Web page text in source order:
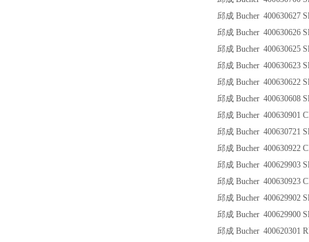
邱成 Bucher 400630627
邱成 Bucher 400630626
邱成 Bucher 400630625
邱成 Bucher 400630623
邱成 Bucher 400630622
邱成 Bucher 400630608
邱成 Bucher 400630901
邱成 Bucher 400630721
邱成 Bucher 400630922
邱成 Bucher 400629903
邱成 Bucher 400630923
邱成 Bucher 400629902
邱成 Bucher 400629900
邱成 Bucher 400620301